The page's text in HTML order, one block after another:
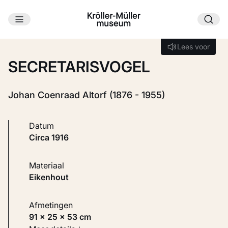
Ga naar hoofdinhoud
Lees voor
Lees voor
SECRETARISVOGEL
Johan Coenraad Altorf (1876 - 1955)
Datum
circa 1916
Materiaal
Eikenhout
Afmetingen
91 × 25 × 53 cm